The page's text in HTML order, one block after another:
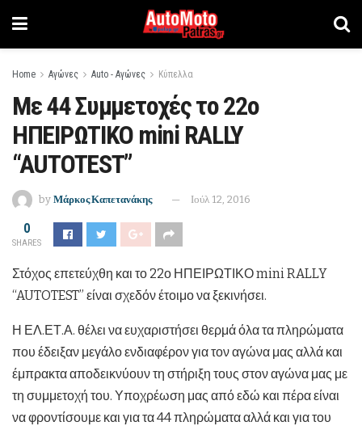
Home Αγώνες Auto - Αγώνες Κύπελλα
Με 44 Συμμετοχές το 22ο
ΗΠΕΙΡΩΤΙΚΟ mini RALLY
“AUTOTEST”
by Μάρκος Καπετανάκης Ιούλ 12, 2016
0
SHARES
Στόχος επετεύχθη και το 22ο ΗΠΕΙΡΩΤΙΚΟ mini RALLY
“AUTOTEST” είναι σχεδόν έτοιμο να ξεκινήσει.
Η ΕΛ.ΕΤ.Α. θέλει να ευχαριστήσει θερμά όλα τα πληρώματα
που έδειξαν μεγάλο ενδιαφέρον για τον αγώνα μας αλλά και
έμπρακτα αποδεικνύουν τη στήριξη τους στον αγώνα μας με
τη συμμετοχή του. Υποχρέωση μας από εδώ και πέρα είναι
να φροντίσουμε και για τα 44 πληρώματα αλλά και για του